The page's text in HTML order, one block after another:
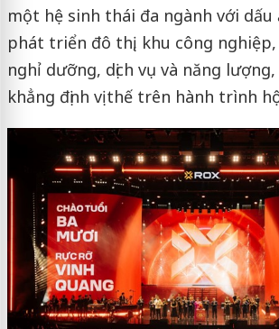
một hệ sinh thái đa ngành với
phát triển đô thị, khu công nghiệp,
nghỉ dưỡng, dịch vụ và năng
khẳng định vị thế trên hành trình